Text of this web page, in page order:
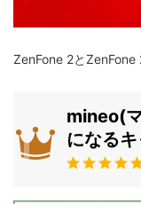
ZenFone 2とZenFone
mineo(
になる